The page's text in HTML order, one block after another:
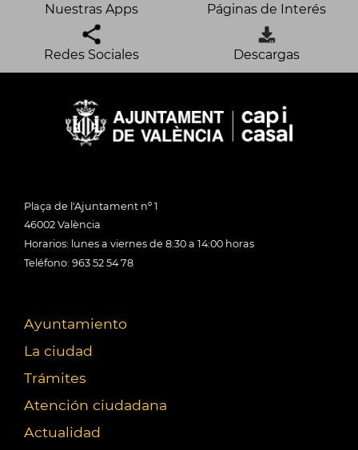
Nuestras Apps Páginas de Interés
Redes Sociales Descargas
Plaça de l'Ajuntament nº 1
46002 València
Horarios: lunes a viernes de 8:30 a 14:00 horas
Teléfono: 963 52 54 78
Ayuntamiento
La ciudad
Trámites
Atención ciudadana
Actualidad